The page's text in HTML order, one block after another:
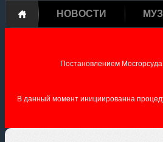
НОВОСТИ
Постановлением
В данный момент инициированна